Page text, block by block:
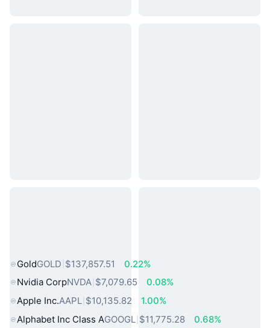
GoldGOLD $137,857.51
0.22%
Nvidia CorpNVDA $7,079.65
0.08%
Apple Inc.AAPL $10,135.82
1.00%
Alphabet Inc Class AGOOGL $11,775.28
0.68%